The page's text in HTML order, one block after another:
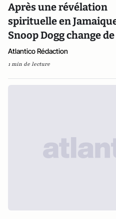
Après une révélation
spirituelle en
Snoop Dogg change
Atlantico Rédaction
1 min de lecture